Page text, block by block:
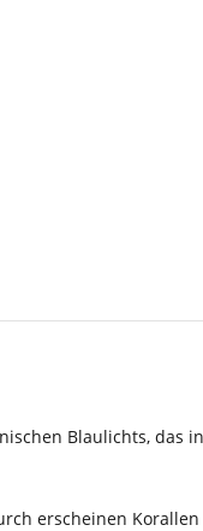
Blaulichts, das
erscheinen